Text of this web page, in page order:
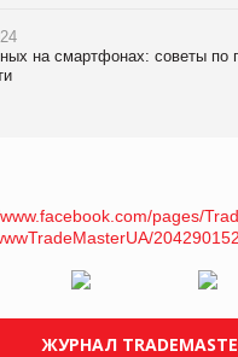
на смартфонах: советы по
ЖУРНАЛ